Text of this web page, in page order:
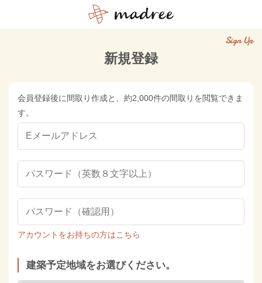
Sign Up
新規登録
会員登録後に間取り作成と、約2,000件の間取りを閲覧できま
す。
アカウントをお持ちの方はこちら
建築予定地域をお選びください。